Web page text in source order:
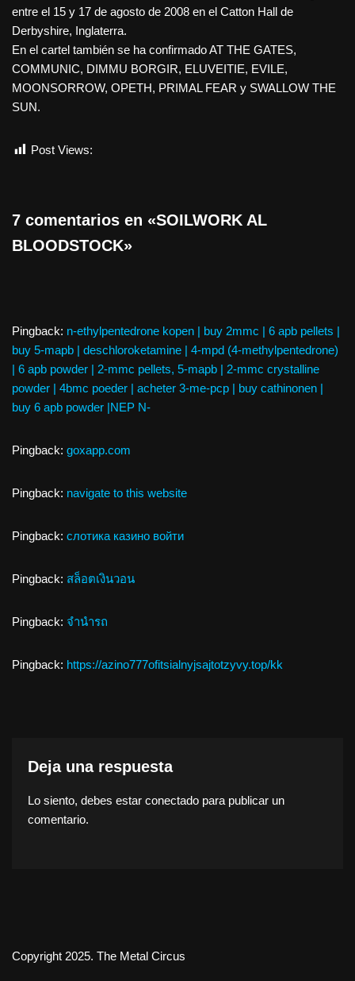
entre el 15 y 17 de agosto de 2008 en el Catton Hall de
Derbyshire, Inglaterra.
En el cartel también se ha confirmado AT THE GATES,
COMMUNIC, DIMMU BORGIR, ELUVEITIE, EVILE,
MOONSORROW, OPETH, PRIMAL FEAR y SWALLOW THE
SUN.
Post Views:
7 comentarios en «SOILWORK AL
BLOODSTOCK»
Pingback: n-ethylpentedrone kopen | buy 2mmc | 6 apb pellets |
buy 5-mapb | deschloroketamine | 4-mpd (4-methylpentedrone)
| 6 apb powder | 2-mmc pellets, 5-mapb | 2-mmc crystalline
powder | 4bmc poeder | acheter 3-me-pcp | buy cathinonen |
buy 6 apb powder |NEP N-
Pingback: goxapp.com
Pingback: navigate to this website
Pingback: слотика казино войти
Pingback: สล็อตเงินวอน
Pingback: จำนำรถ
Pingback: https://azino777ofitsialnyjsajtotzyvy.top/kk
Deja una respuesta
Lo siento, debes estar conectado para publicar un
comentario.
Copyright 2025. The Metal Circus